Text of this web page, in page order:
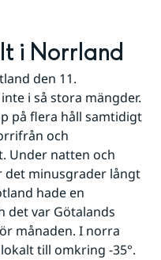
i Norrland
den 11.
i så stora mängder.
på flera håll samtidigt
och
Under natten och
det minusgrader långt
hade en
det var Götalands
månaden. I norra
till omkring -35°.